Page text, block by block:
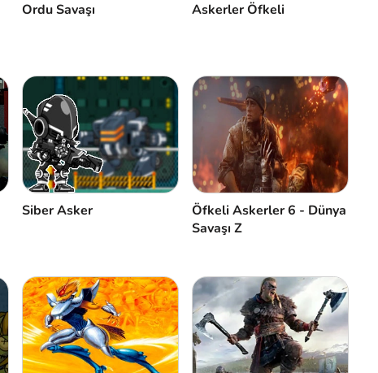
Ordu Savaşı Askerler Öfkeli
Siber Asker
Öfkeli Askerler 6 - Dünya
Savaşı Z